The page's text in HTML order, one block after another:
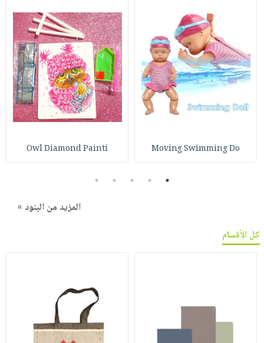
Moving Swimming Do
Owl Diamond Painti
1
2
3
4
5
المزيد من البنود »
كل الأقسام